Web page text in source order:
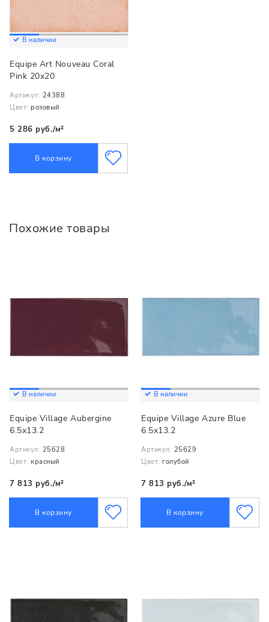
В наличии
Equipe Art Nouveau Coral
Pink 20x20
Артикул: 24388
Цвет: розовый
5 286 руб./м²
В корзину
Похожие товары
В наличии
Equipe Village Aubergine
6.5x13.2
Артикул: 25628
Цвет: красный
7 813 руб./м²
В корзину
В наличии
Equipe Village Azure Blue
6.5x13.2
Артикул: 25629
Цвет: голубой
7 813 руб./м²
В корзину